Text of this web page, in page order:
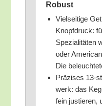
Robust
Viel­sei­ti­ge
Knopf­druck:
Spe­zia­li­tä­ten
oder
Die
Prä­zi­ses 13-
werk: das
fein jus­tie­ren,